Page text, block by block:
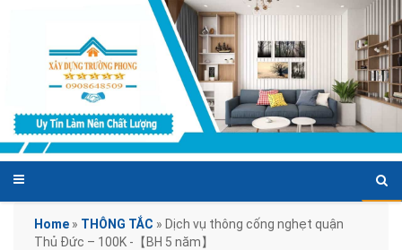
Home » THÔNG TẮC » Dịch vụ thông cống nghẹt quận
Thủ Đức – 100K -【BH 5 năm】